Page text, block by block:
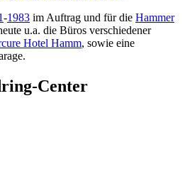
-1983 im Auftrag und für die Hammer
u.a. die Büros verschiedener
Hotel Hamm, sowie eine
Center